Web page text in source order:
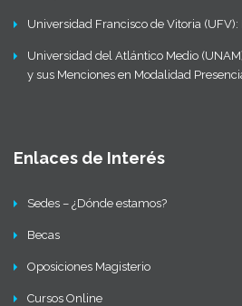
Universidad Francisco de Vitoria
Universidad del Atlántico Medio
y sus Menciones en Modalidad
Enlaces de Interés
Sedes – ¿Dónde estamos?
Becas
Oposiciones Magisterio
Cursos Online